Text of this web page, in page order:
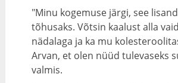
"Minu kogemuse järgi, see
tõhusaks. Võtsin kaalust alla
nädalaga ja ka mu
Arvan, et olen nüüd tulevaseks
valmis.